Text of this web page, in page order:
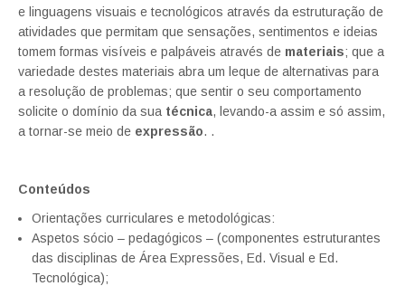
e linguagens visuais e tecnológicos através da estruturação de
atividades que permitam que sensações, sentimentos e ideias
tomem formas visíveis e palpáveis através de materiais; que a
variedade destes materiais abra um leque de alternativas para
a resolução de problemas; que sentir o seu comportamento
solicite o domínio da sua técnica, levando-a assim e só assim,
a tornar-se meio de expressão. .
Conteúdos
Orientações curriculares e metodológicas:
Aspetos sócio – pedagógicos – (componentes estruturantes
das disciplinas de Área Expressões, Ed. Visual e Ed.
Tecnológica);